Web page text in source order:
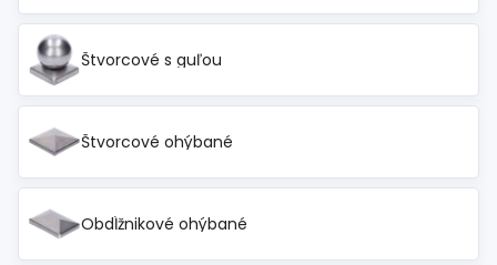
Štvorcové s guľou
Štvorcové ohýbané
Obdĺžnikové ohýbané